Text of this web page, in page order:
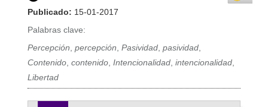
Publicado: 15-01-2017
Palabras clave:
Percepción,percepción,Pasividad,pasividad,
Contenido,contenido,Intencionalidad,intencionalidad,
Libertad